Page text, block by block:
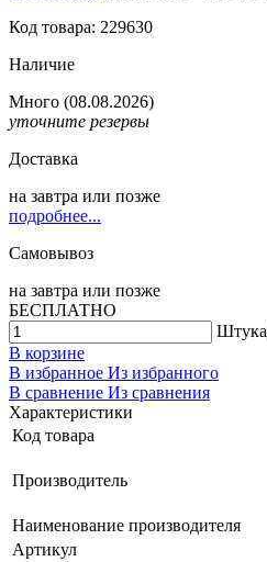
Код товара: 229630
Наличие
Много (08.08.2026)
уточните резервы
Доставка
на завтра или позже
подробнее...
Самовывоз
на завтра или позже
БЕСПЛАТНО
Штука
В корзине
В избранное Из избранного
В сравнение Из сравнения
Характеристики
Код товара
Производитель
Наименование производителя
Артикул